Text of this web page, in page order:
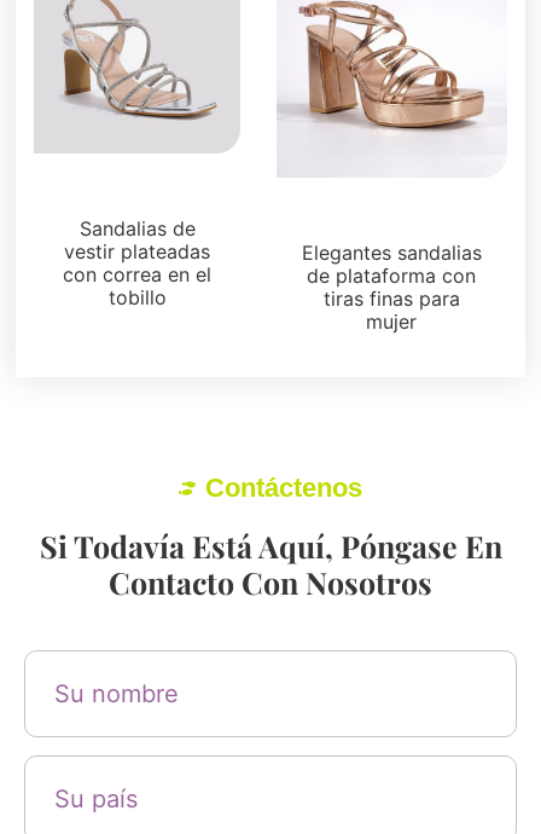
Sandalias de
vestir plateadas
con correa en el
tobillo
Elegantes sandalias
de plataforma con
tiras finas para
mujer
Contáctenos
Si Todavía Está Aquí, Póngase En
Contacto Con Nosotros